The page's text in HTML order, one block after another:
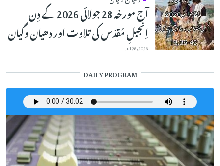
آج مورخہ 28 جولائی 2026 کے دِن
اِنجیلِ مُقدّس کی تلاوت اور دھیان وگیان
Jul 28, 2026
DAILY PROGRAM